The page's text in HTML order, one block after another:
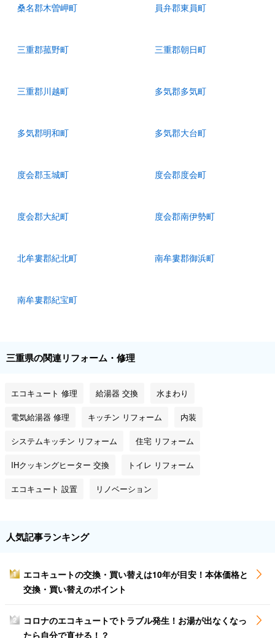
桑名郡木曽岬町 員弁郡東員町
三重郡菰野町 三重郡朝日町
三重郡川越町 多気郡多気町
多気郡明和町 多気郡大台町
度会郡玉城町 度会郡度会町
度会郡大紀町 度会郡南伊勢町
北牟婁郡紀北町 南牟婁郡御浜町
南牟婁郡紀宝町
三重県の関連リフォーム・修理
エコキュート 修理 給湯器 交換 水まわり
電気給湯器 修理 キッチン リフォーム 内装
システムキッチン リフォーム 住宅 リフォーム
IHクッキングヒーター 交換 トイレ リフォーム
エコキュート 設置 リノベーション
人気記事ランキング
1
エコキュートの交換・買い替えは10年が目安！本体価格と
交換・買い替えのポイント
2
コロナのエコキュートでトラブル発生！お湯が出なくなっ
たら自分で直せる！？